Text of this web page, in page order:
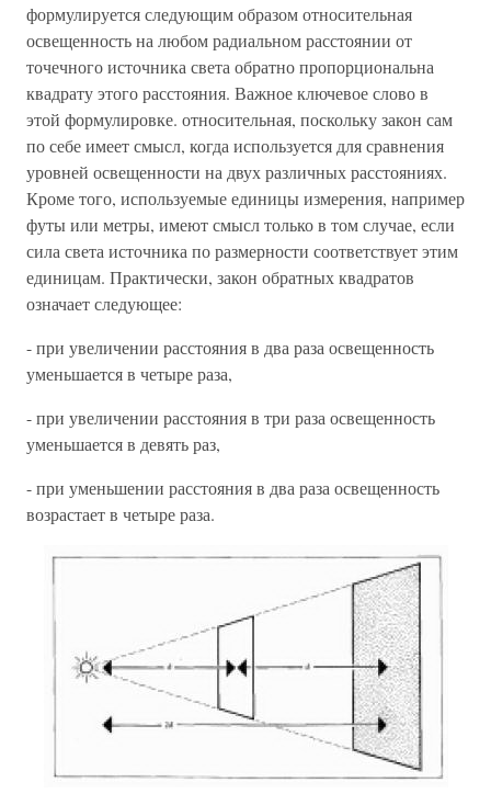
формулируется следующим образом относительная
освещенность на любом радиальном расстоянии от
точечного источника света обратно пропорциональна
квадрату этого расстояния. Важное ключевое слово в
этой формулировке. относительная, поскольку закон сам
по себе имеет смысл, когда используется для сравнения
уровней освещенности на двух различных расстояниях.
Кроме того, используемые единицы измерения, например
футы или метры, имеют смысл только в том случае, если
сила света источника по размерности соответствует этим
единицам. Практически, закон обратных квадратов
означает следующее:
- при увеличении расстояния в два раза освещенность
уменьшается в четыре раза,
- при увеличении расстояния в три раза освещенность
уменьшается в девять раз,
- при уменьшении расстояния в два раза освещенность
возрастает в четыре раза.